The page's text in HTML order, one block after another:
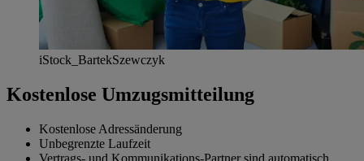
iStock_BartekSzewczyk
Kostenlose Umzugsmitteilung
Kostenlose Adressänderung
Unbegrenzte Laufzeit
Vertrags- und Kommunikations-Partner sind automatisch